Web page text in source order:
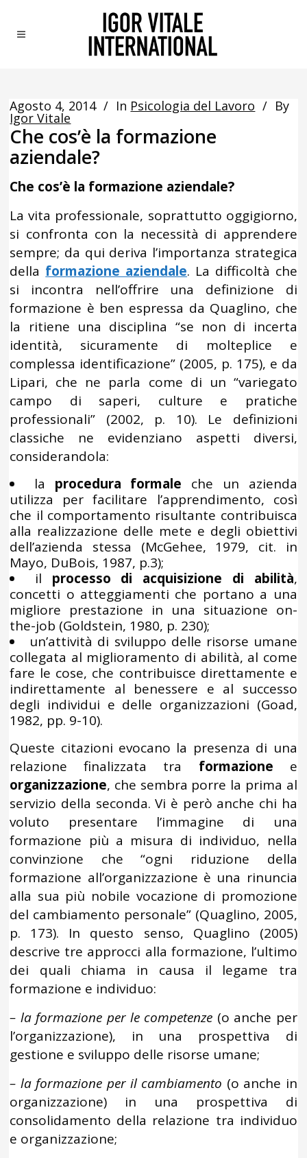
Agosto 4, 2014 In Psicologia del Lavoro By
Igor Vitale
Che cos’è la formazione
aziendale?
Che cos’è la formazione aziendale?
La vita professionale, soprattutto oggigiorno,
si confronta con la necessità di apprendere
sempre; da qui deriva l’importanza strategica
della formazione aziendale. La difficoltà che
si incontra nell’offrire una definizione di
formazione è ben espressa da Quaglino, che
la ritiene una disciplina “se non di incerta
identità, sicuramente di molteplice e
complessa identificazione” (2005, p. 175), e da
Lipari, che ne parla come di un “variegato
campo di saperi, culture e pratiche
professionali” (2002, p. 10). Le definizioni
classiche ne evidenziano aspetti diversi,
considerandola:
la procedura formale che un azienda
utilizza per facilitare l’apprendimento, così
che il comportamento risultante contribuisca
alla realizzazione delle mete e degli obiettivi
dell’azienda stessa (McGehee, 1979, cit. in
Mayo, DuBois, 1987, p.3);
il processo di acquisizione di abilità,
concetti o atteggiamenti che portano a una
migliore prestazione in una situazione on-
the-job (Goldstein, 1980, p. 230);
un’attività di sviluppo delle risorse umane
collegata al miglioramento di abilità, al come
fare le cose, che contribuisce direttamente e
indirettamente al benessere e al successo
degli individui e delle organizzazioni (Goad,
1982, pp. 9-10).
Queste citazioni evocano la presenza di una
relazione finalizzata tra formazione e
organizzazione, che sembra porre la prima al
servizio della seconda. Vi è però anche chi ha
voluto presentare l’immagine di una
formazione più a misura di individuo, nella
convinzione che “ogni riduzione della
formazione all’organizzazione è una rinuncia
alla sua più nobile vocazione di promozione
del cambiamento personale” (Quaglino, 2005,
p. 173). In questo senso, Quaglino (2005)
descrive tre approcci alla formazione, l’ultimo
dei quali chiama in causa il legame tra
formazione e individuo:
– la formazione per le competenze (o anche per
l’organizzazione), in una prospettiva di
gestione e sviluppo delle risorse umane;
– la formazione per il cambiamento (o anche in
organizzazione) in una prospettiva di
consolidamento della relazione tra individuo
e organizzazione;